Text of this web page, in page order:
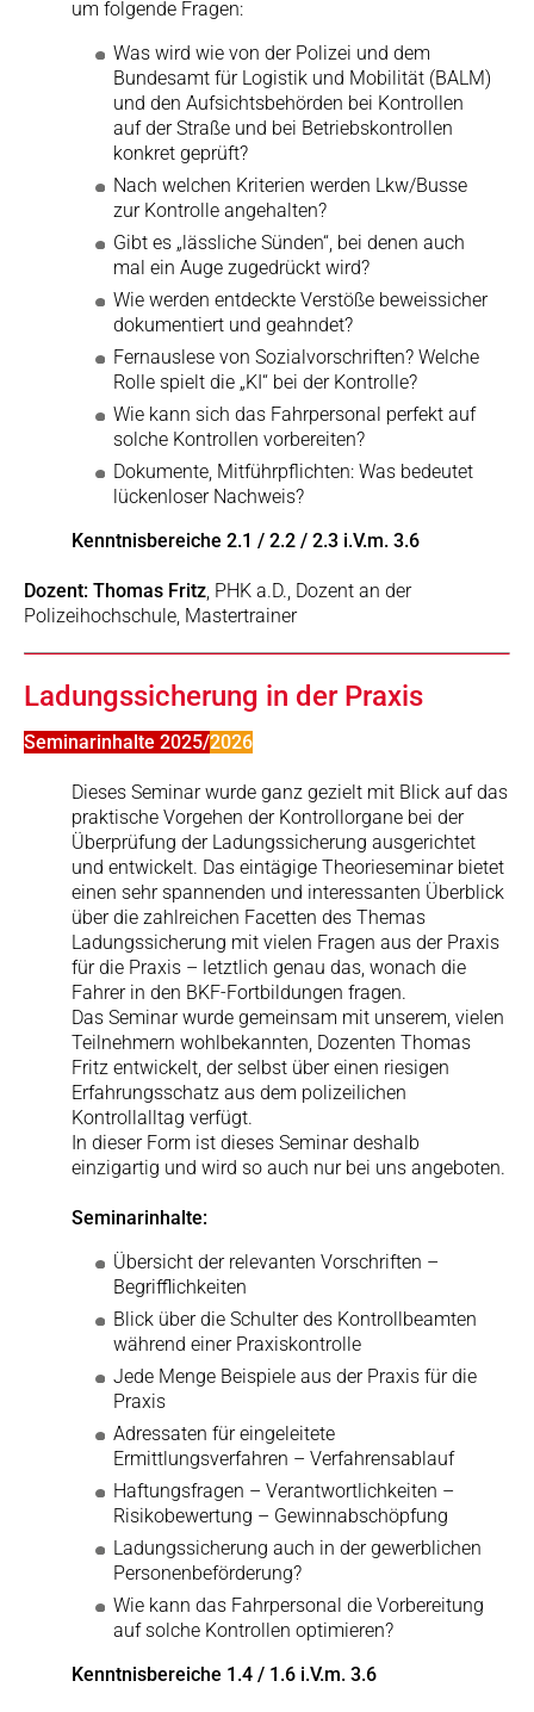
um folgende Fragen:
Was wird wie von der Polizei und dem
Bundesamt für Logistik und Mobilität (BALM)
und den Aufsichtsbehörden bei Kontrollen
auf der Straße und bei Betriebskontrollen
konkret geprüft?
Nach welchen Kriterien werden Lkw/Busse
zur Kontrolle angehalten?
Gibt es „lässliche Sünden“, bei denen auch
mal ein Auge zugedrückt wird?
Wie werden entdeckte Verstöße beweissicher
dokumentiert und geahndet?
Fernauslese von Sozialvorschriften? Welche
Rolle spielt die „KI“ bei der Kontrolle?
Wie kann sich das Fahrpersonal perfekt auf
solche Kontrollen vorbereiten?
Dokumente, Mitführpflichten: Was bedeutet
lückenloser Nachweis?
Kenntnisbereiche 2.1 / 2.2 / 2.3 i.V.m. 3.6
Dozent: Thomas Fritz, PHK a.D., Dozent an der
Polizeihochschule, Mastertrainer
Ladungssicherung in der Praxis
Seminarinhalte 2025/2026
Dieses Seminar wurde ganz gezielt mit Blick auf das
praktische Vorgehen der Kontrollorgane bei der
Überprüfung der Ladungssicherung ausgerichtet
und entwickelt. Das eintägige Theorieseminar bietet
einen sehr spannenden und interessanten Überblick
über die zahlreichen Facetten des Themas
Ladungssicherung mit vielen Fragen aus der Praxis
für die Praxis – letztlich genau das, wonach die
Fahrer in den BKF-Fortbildungen fragen.
Das Seminar wurde gemeinsam mit unserem, vielen
Teilnehmern wohlbekannten, Dozenten Thomas
Fritz entwickelt, der selbst über einen riesigen
Erfahrungsschatz aus dem polizeilichen
Kontrollalltag verfügt.
In dieser Form ist dieses Seminar deshalb
einzigartig und wird so auch nur bei uns angeboten.
Seminarinhalte:
Übersicht der relevanten Vorschriften –
Begrifflichkeiten
Blick über die Schulter des Kontrollbeamten
während einer Praxiskontrolle
Jede Menge Beispiele aus der Praxis für die
Praxis
Adressaten für eingeleitete
Ermittlungsverfahren – Verfahrensablauf
Haftungsfragen – Verantwortlichkeiten –
Risikobewertung – Gewinnabschöpfung
Ladungssicherung auch in der gewerblichen
Personenbeförderung?
Wie kann das Fahrpersonal die Vorbereitung
auf solche Kontrollen optimieren?
Kenntnisbereiche 1.4 / 1.6 i.V.m. 3.6